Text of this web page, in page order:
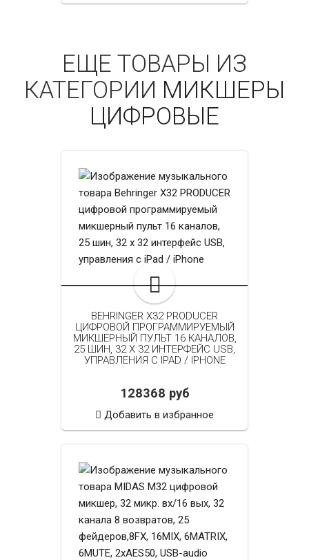
ЕЩЕ ТОВАРЫ ИЗ
КАТЕГОРИИ МИКШЕРЫ
ЦИФРОВЫЕ
BEHRINGER X32 PRODUCER
ЦИФРОВОЙ ПРОГРАММИРУЕМЫЙ
МИКШЕРНЫЙ ПУЛЬТ 16 КАНАЛОВ,
25 ШИН, 32 Х 32 ИНТЕРФЕЙС USB,
УПРАВЛЕНИЯ С IPAD / IPHONE
128368 руб
Добавить в избранное